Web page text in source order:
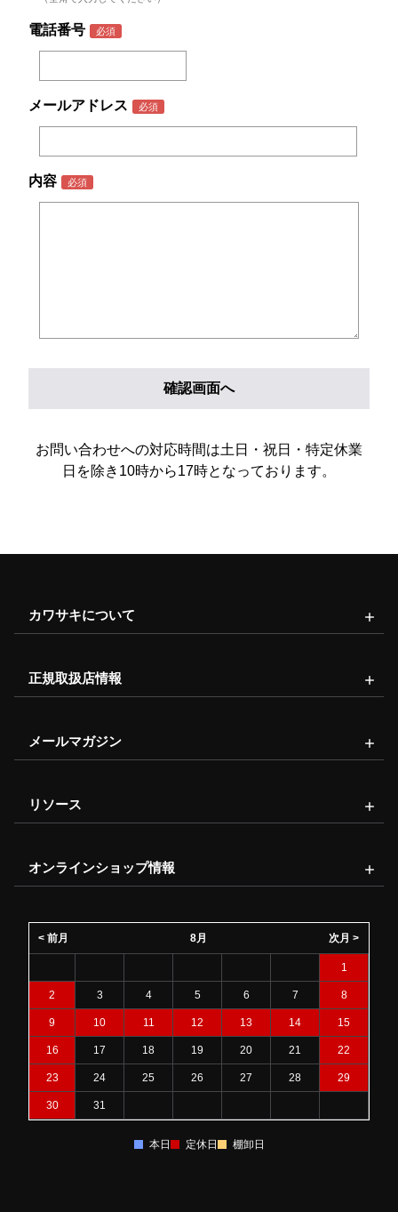
電話番号
メールアドレス
内容
お問い合わせへの対応時間は土日・祝日・特定休業
日を除き10時から17時となっております。
カワサキについて
正規取扱店情報
メールマガジン
リソース
オンラインショップ情報
8月
< 前月 次月 >
1
2 3 4 5 6 7 8
9 10 11 12 13 14 15
16 17 18 19 20 21 22
23 24 25 26 27 28 29
30 31
本日 定休日 棚卸日